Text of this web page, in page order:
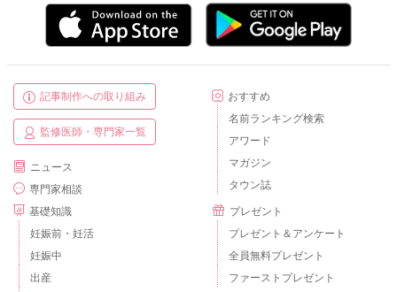
記事制作への取り組み
監修医師・専門家一覧
ニュース
専門家相談
基礎知識
妊娠前・妊活
妊娠中
出産
おすすめ
名前ランキング検索
アワード
マガジン
タウン誌
プレゼント
プレゼント＆アンケート
全員無料プレゼント
ファーストプレゼント